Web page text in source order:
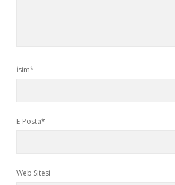
İsim*
E-Posta*
Web Sitesi